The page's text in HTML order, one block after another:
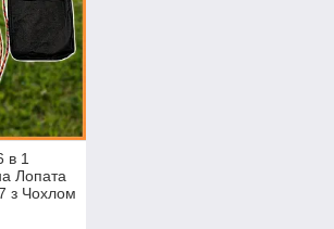
в 1
Лопата
з Чохлом